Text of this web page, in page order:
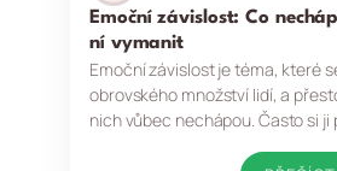
Emoční závislost: Co
ní vymanit
Emoční závislost je téma, které
obrovského množství lidí, a
nich vůbec nechápou. Často si ji